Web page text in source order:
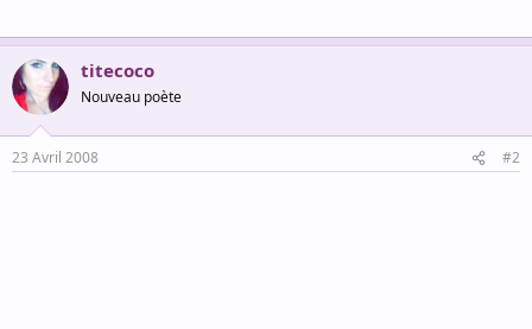
titecoco
Nouveau poète
23 Avril 2008 #2